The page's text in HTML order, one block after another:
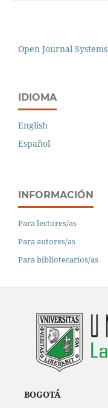
Open Journal Systems
IDIOMA
English
Español
INFORMACIÓN
Para lectores/as
Para autores/as
Para bibliotecarios/as
BOGOTÁ